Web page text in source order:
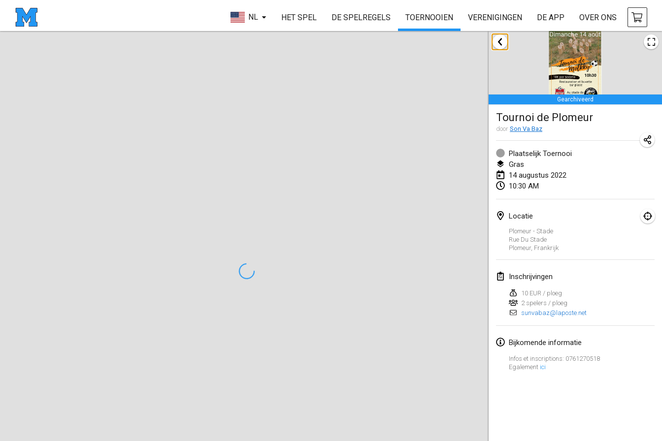
NL HET SPEL DE SPELREGELS TOERNOOIEN VERENIGINGEN DE APP OVER ONS
Gearchiveerd
Tournoi de Plomeur
door Son Va Baz
Plaatselijk Toernooi
Gras
14 augustus 2022
10:30 AM
Locatie
Plomeur - Stade
Rue Du Stade
Plomeur, Frankrijk
Inschrijvingen
10 EUR / ploeg
2 spelers / ploeg
sunvabaz@laposte.net
Bijkomende informatie
Infos et inscriptions: 0761270518
Egalement ici
januari 2022
GEANNULEERD
Tournoi Mixte ASPTTOM
22 jan. 2022|Frankrijk
KKS Halli Duppeli
22 jan. 2022|Finland
Mölkky Tournament - Doubles
22 jan. 2022|Japan
Suomelan Mölkky-open
22 jan. 2022
23 jan. 2022
februari 2022
4 feb. 2022
GEANNULEERD
TangoMölkky
5 feb. 2022|Finland
Kohti Kisoja